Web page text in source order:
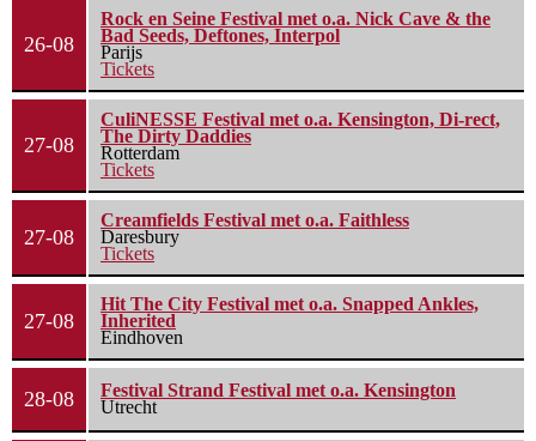
26-08
Rock en Seine Festival met o.a. Nick Cave & the
Bad Seeds, Deftones, Interpol
Parijs
Tickets
27-08
CuliNESSE Festival met o.a. Kensington, Di-rect,
The Dirty Daddies
Rotterdam
Tickets
27-08
Creamfields Festival met o.a. Faithless
Daresbury
Tickets
27-08
Hit The City Festival met o.a. Snapped Ankles,
Inherited
Eindhoven
28-08
Festival Strand Festival met o.a. Kensington
Utrecht